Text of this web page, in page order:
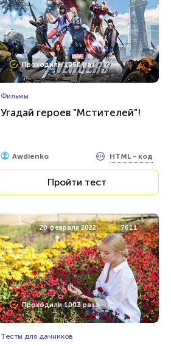
Проходили 1050 раз
Фильмы
Угадай героев "Мстителей"!
Awdienko HTML - код
Пройти тест
20 февраля 2022 7611
Проходили 1003 раза
Тесты для дачников